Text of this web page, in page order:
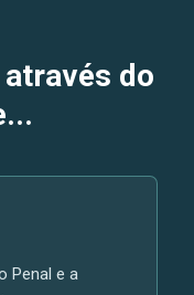
do
Penal e a